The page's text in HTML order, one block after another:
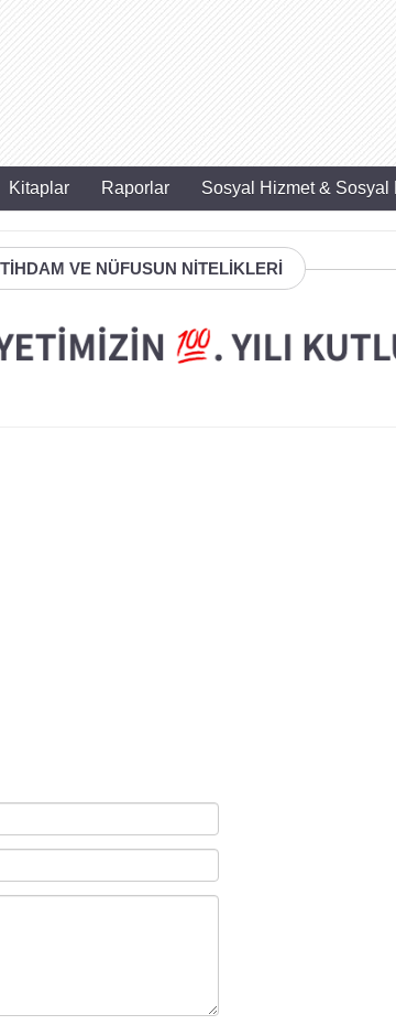
Kitaplar Raporlar Sosyal Hizmet & Sosyal
VE NÜFUSUN NİTELİKLERİ